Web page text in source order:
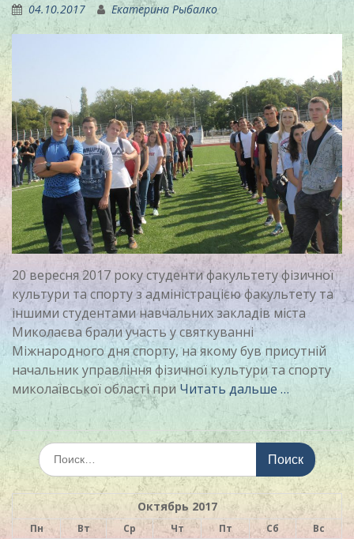
04.10.2017 Екатерина Рыбалко
20 вересня 2017 року студенти факультету фізичної
культури та спорту з адміністрацією факультету та
іншими студентами навчальних закладів міста
Миколаєва брали участь у святкуванні
Міжнародного дня спорту, на якому був присутній
начальник управління фізичної культури та спорту
миколаївської області при Читать дальше …
Искать:
Октябрь 2017
Пн Вт Ср Чт Пт Сб Вс